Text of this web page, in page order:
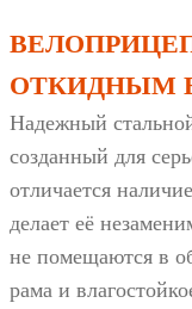
ОТКИДНЫМ
Надежный
созданный для
отличается
делает её
не помещаются в
рама и